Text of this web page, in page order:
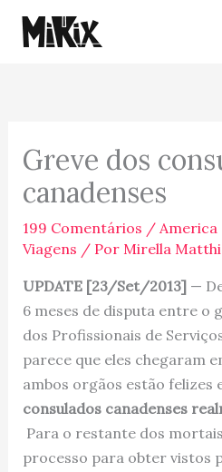
para
Greve dos
canadenses
199 Comentários /
Viagens / Por Mirella
UPDATE [23/Set/2013] —
6 meses de disputa entre o
dos Profissionais de
parece que eles chegaram
ambos orgãos estão felizes
consulados canadenses
Para o restante dos
processo para obter vistos